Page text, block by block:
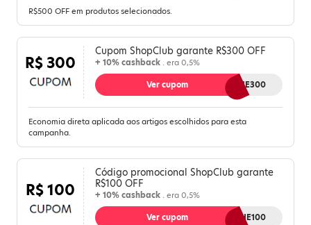
R$500 OFF em produtos selecionados.
R$ 300
Cupom ShopClub garante R$300 OFF
+ 10% cashback . era 0,5%
GANHE300
Ver cupom
Economia direta aplicada aos artigos escolhidos para esta
campanha.
R$ 100
Código promocional ShopClub garante
R$100 OFF
+ 10% cashback . era 0,5%
GANHE100
Ver cupom